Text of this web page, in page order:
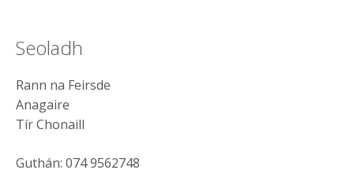
Seoladh
Rann na Feirsde
Anagaire
Tír Chonaill
Guthán: 074 9562748